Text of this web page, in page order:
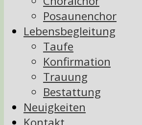
Posaunenchor
Lebensbegleitung
Taufe
Konfirmation
Trauung
Bestattung
Neuigkeiten